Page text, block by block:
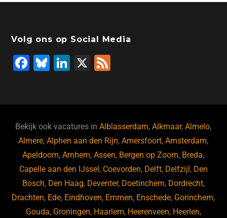
Volg ons op Social Media
F
b
o
o
k
Bl
ky
Li
dI
n
X
Bekijk ook vacatures inAlblasserdam,Alkmaar,Almelo,
Almere,Alphen aan den Rijn,Amersfoort,Amsterdam,
Apeldoorn,Arnhem,Assen, Bergen op Zoom, Breda,
Capelle aan den IJssel , Coevorden, Delft, Delfzijl , Den
Bosch, Den Haag, Deventer, Doetinchem, Dordrecht,
Drachten, Ede, Eindhoven, Emmen, Enschede, Gorinchem,
Gouda, Groningen, Haarlem, Heerenveen, Heerlen,